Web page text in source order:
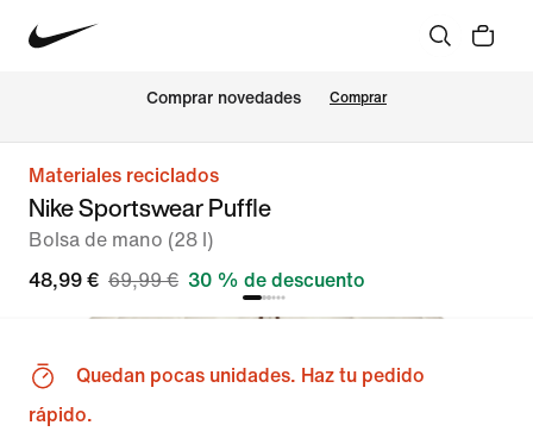
Comprar novedades Comprar
Materiales reciclados
Nike Sportswear Puffle
Bolsa de mano (28 l)
48,99 € 69,99 € 30 % de descuento
Quedan pocas unidades. Haz tu pedido
rápido.